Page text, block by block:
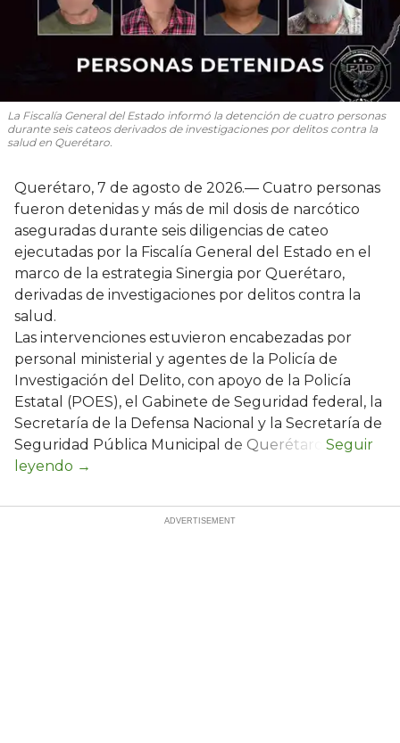
La Fiscalía General del Estado informó la detención de cuatro personas
durante seis cateos derivados de investigaciones por delitos contra la
salud en Querétaro.
Querétaro, 7 de agosto de 2026.— Cuatro personas
fueron detenidas y más de mil dosis de narcótico
aseguradas durante seis diligencias de cateo
ejecutadas por la Fiscalía General del Estado en el
marco de la estrategia Sinergia por Querétaro,
derivadas de investigaciones por delitos contra la
salud.
Las intervenciones estuvieron encabezadas por
personal ministerial y agentes de la Policía de
Investigación del Delito, con apoyo de la Policía
Estatal (POES), el Gabinete de Seguridad federal, la
Secretaría de la Defensa Nacional y la Secretaría de
Seguridad Pública Municipal de Querétaro.